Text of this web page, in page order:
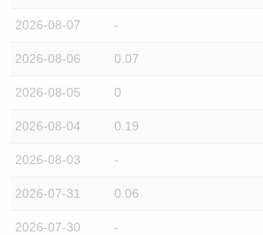
2026-08-07 -
2026-08-06 0.07
2026-08-05 0
2026-08-04 0.19
2026-08-03 -
2026-07-31 0.06
2026-07-30 -